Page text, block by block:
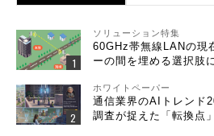
ソリューション特集
60GHz帯無線LANの
ーの間を埋める選択肢
ホワイトペーパー
通信業界のAIトレン
調査が捉えた「転換点」